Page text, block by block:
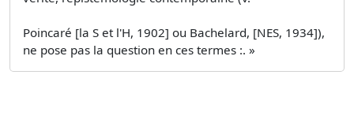
Poincaré [la S et l'H, 1902] ou Bachelard, [NES, 1934]),
ne pose pas la question en ces termes :. »